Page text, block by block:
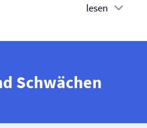
lesen
Schwächen